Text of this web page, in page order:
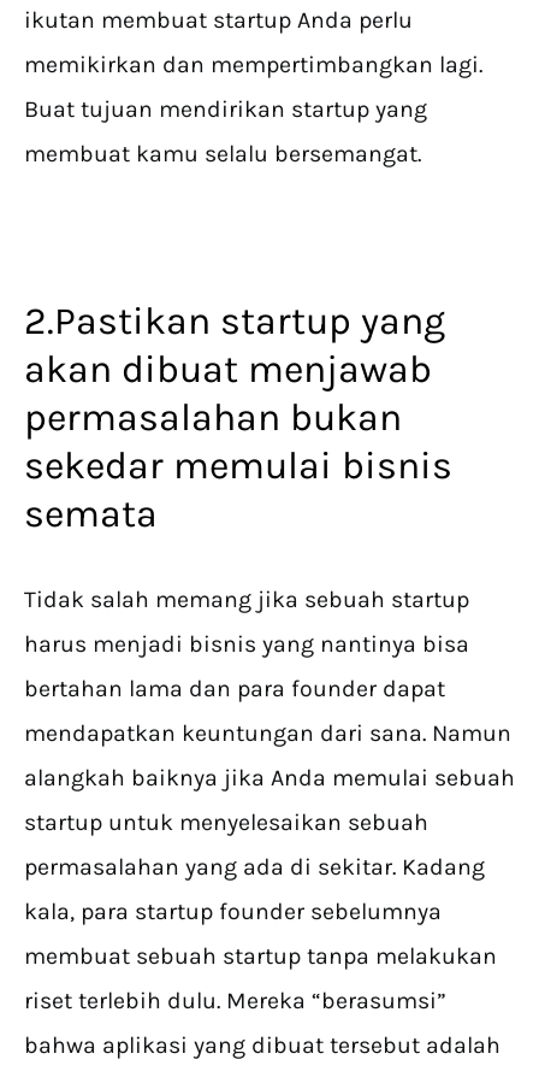
ikutan membuat startup Anda perlu
memikirkan dan mempertimbangkan lagi.
Buat tujuan mendirikan startup yang
membuat kamu selalu bersemangat.
2.Pastikan startup yang
akan dibuat menjawab
permasalahan bukan
sekedar memulai bisnis
semata
Tidak salah memang jika sebuah startup
harus menjadi bisnis yang nantinya bisa
bertahan lama dan para founder dapat
mendapatkan keuntungan dari sana. Namun
alangkah baiknya jika Anda memulai sebuah
startup untuk menyelesaikan sebuah
permasalahan yang ada di sekitar. Kadang
kala, para startup founder sebelumnya
membuat sebuah startup tanpa melakukan
riset terlebih dulu. Mereka “berasumsi”
bahwa aplikasi yang dibuat tersebut adalah